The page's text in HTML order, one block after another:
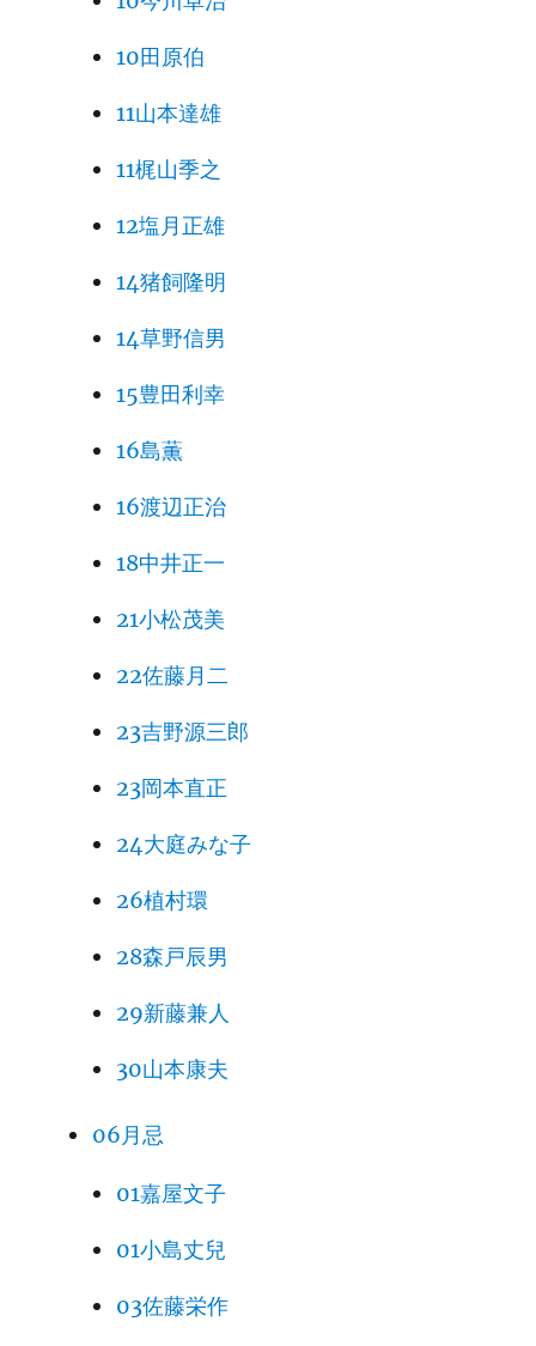
10田原伯
11山本達雄
11梶山季之
12塩月正雄
14猪飼隆明
14草野信男
15豊田利幸
16島薫
16渡辺正治
18中井正一
21小松茂美
22佐藤月二
23吉野源三郎
23岡本直正
24大庭みな子
26植村環
28森戸辰男
29新藤兼人
30山本康夫
06月忌
01嘉屋文子
01小島丈兒
03佐藤栄作